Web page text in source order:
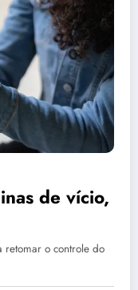
de vício,
retomar o controle do